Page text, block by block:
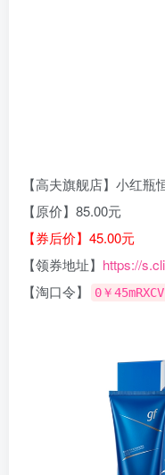
【高夫旗舰店】小红
【原价】85.00元
【券后价】45.00元
【领券地址】 https://
【淘口令】
0￥